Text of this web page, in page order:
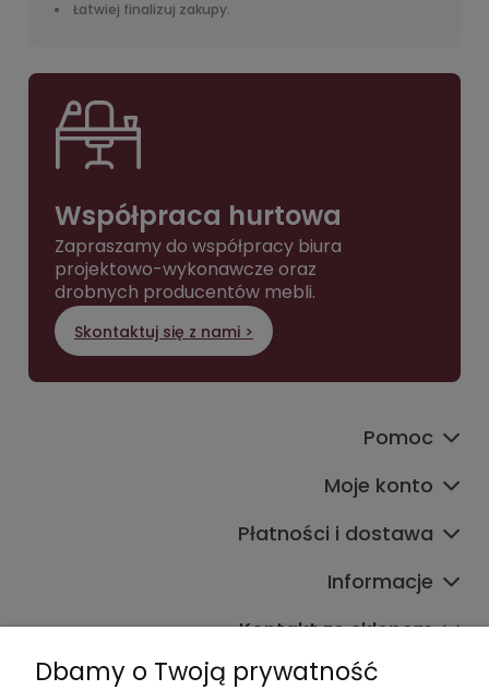
Łatwiej finalizuj zakupy.
Współpraca hurtowa
Zapraszamy do współpracy biura
projektowo-wykonawcze oraz
drobnych producentów mebli.
Skontaktuj się z nami >
Pomoc
Moje konto
Płatności i dostawa
Informacje
Kontakt ze sklepem
Dbamy o Twoją prywatność